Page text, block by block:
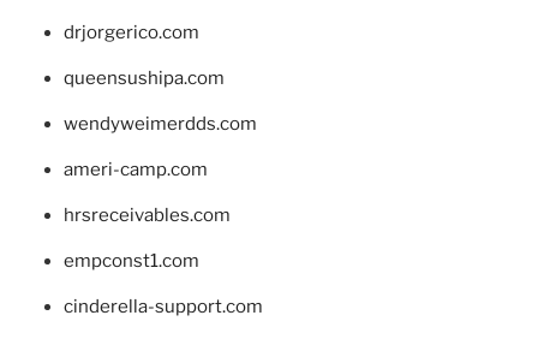
drjorgerico.com
queensushipa.com
wendyweimerdds.com
ameri-camp.com
hrsreceivables.com
empconst1.com
cinderella-support.com